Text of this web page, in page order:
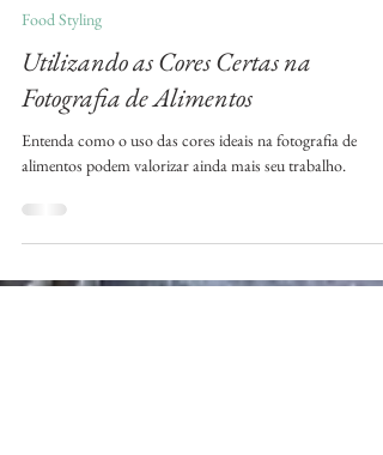
Douglas
12 de mar. de 2025
Food Styling
Utilizando as Cores Certas na
Fotografia de Alimentos